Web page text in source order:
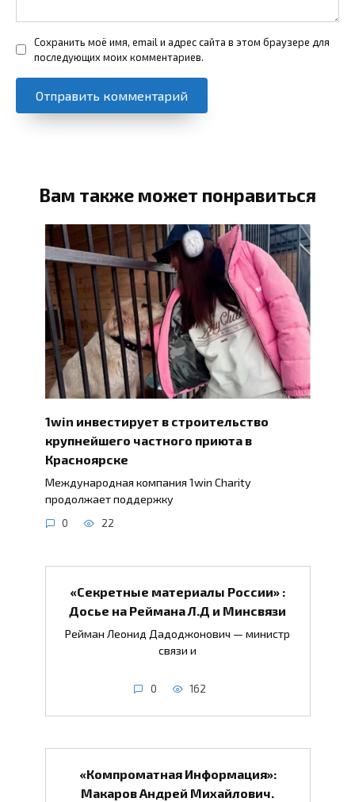
Сохранить моё имя, email и адрес сайта в этом браузере для
последующих моих комментариев.
Вам также может понравиться
1win инвестирует в строительство
крупнейшего частного приюта в
Красноярске
Международная компания 1win Charity
продолжает поддержку
0 22
«Секретные материалы России» :
Досье на Реймана Л.Д и Минсвязи
Рейман Леонид Дадоджонович — министр
связи и
0 162
«Компроматная Информация»:
Макаров Андрей Михайлович.